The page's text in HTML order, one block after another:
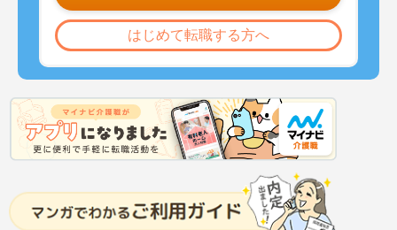
はじめて転職する方へ